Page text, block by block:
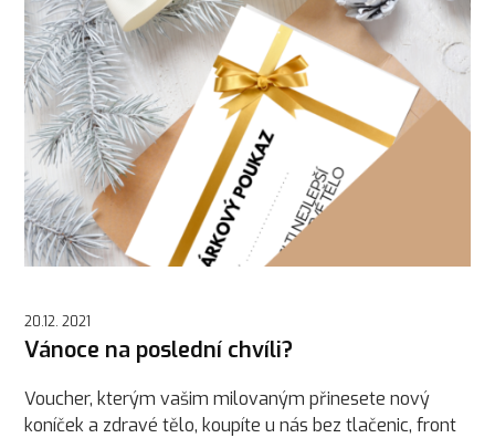
20.12. 2021
Vánoce na poslední chvíli?
Voucher, kterým vašim milovaným přinesete nový
koníček a zdravé tělo, koupíte u nás bez tlačenic, front